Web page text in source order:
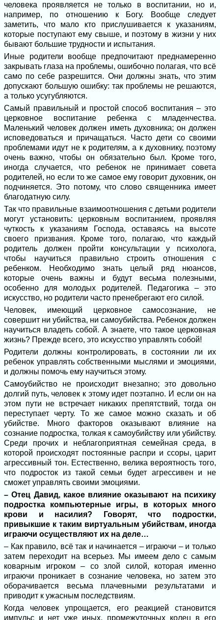
человека проявляется не только в воспитании, но и,
например, по отношению к Богу. Вообще следует
заметить, что мало кто прислушивается к указаниям,
которые поступают ему свыше, и поэтому в жизни у них
бывают большие трудности и испытания.
Иные родители вообще предпочитают преднамеренно
закрывать глаза на проблемы, ошибочно полагая, что всё
само по себе разрешится. Они должны знать, что этим
допускают большую ошибку: так проблемы не решаются,
а только усугубляются.
Самый правильный и простой способ воспитания – это
церковное воспитание ребенка с младенчества.
Маленький человек должен иметь духовника; он должен
исповедоваться и причащаться. Часто дети со своими
проблемами идут не к родителям, а к духовнику, поэтому
очень важно, чтобы он обязательно был. Кроме того,
иногда случается, что ребенок не принимает совета
родителей, но если то же самое ему говорит духовник, он
подчиняется. Это потому, что слово священника имеет
благодатную силу.
Так что правильные взаимоотношения с детьми родители
могут установить: церковным воспитанием, проявляя
чуткость к указаниям Господа, оставаясь на высоте
своего призвания. Кроме того, полагаю, что каждый
родитель должен пройти консультации у психолога,
чтобы научиться правильно строить отношения с
ребенком. Необходимо знать целый ряд нюансов,
которые очень важны и будут весьма полезными,
особенно для молодых родителей. Педагогика – это
искусство, но родители часто пренебрегают его силой.
Человек, имеющий церковное самосознание, не
совершит ни убийства, ни самоубийства. Ребенок должен
научиться владеть собой. А знаете, что такое церковная
жизнь? Прежде всего, это искусство управлять собой!
Родители должны контролировать, в состоянии ли их
ребенок управлять собственными мыслями и эмоциями,
и должны помочь ему научиться этому.
Самоубийство не происходит внезапно; это довольно
долгий путь, человек к этому идет поэтапно. И если он на
этом пути не встречает никаких препятствий, тогда он
переступает черту. То же самое можно сказать и об
убийстве. Много факторов оказывают влияние на
сознание подростка, толкая к самоубийству или убийству.
Среди прочих и неблагоприятная семейная среда, в
которой происходят постоянные распри и ссоры, царит
агрессивный тон. Естественно, велика вероятность того,
что подросток из такой семьи будет агрессивен и не
сможет управлять своими эмоциями.
– Отец Давид, какое влияние оказывают на психику
подростка компьютерные игры, в которых много
крови и насилия? Говорят, что подростки,
привыкшие к таким виртуальным убийствам, иногда
играючи осуществляют их на деле…
– Как правило, всё так и начинается – играючи – и только
затем переходит на всерьез. Мы имеем дело с самым
коварным игроком – со злой силой, которая именно
играючи проникает в сознание человека, но затем это
оборачивается весьма плачевными результатами и
приводит к ужасным последствиям.
Когда человек упрощается, его реакцией становится
импульс и нет уже иных, промежуточных колец в его